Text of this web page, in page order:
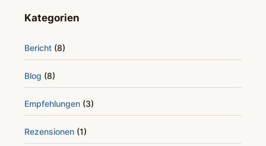
Kategorien
Bericht (8)
Blog (8)
Empfehlungen (3)
Rezensionen (1)